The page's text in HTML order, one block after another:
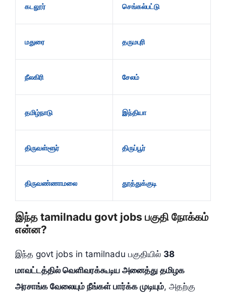
கடலூர் செங்கல்பட்டு
மதுரை தருமபுரி
நீலகிரி சேலம்
தமிழ்நாடு இந்தியா
திருவள்ளூர் திருப்பூர்
திருவண்ணாமலை தூத்துக்குடி
இந்த tamilnadu govt jobs பகுதி நோக்கம்
என்ன?
இந்த govt jobs in tamilnadu பகுதியில் 38
மாவட்டத்தில் வெளிவரக்கூடிய அனைத்து தமிழக
அரசாங்க வேலையும் நீங்கள் பார்க்க முடியும், அதற்கு